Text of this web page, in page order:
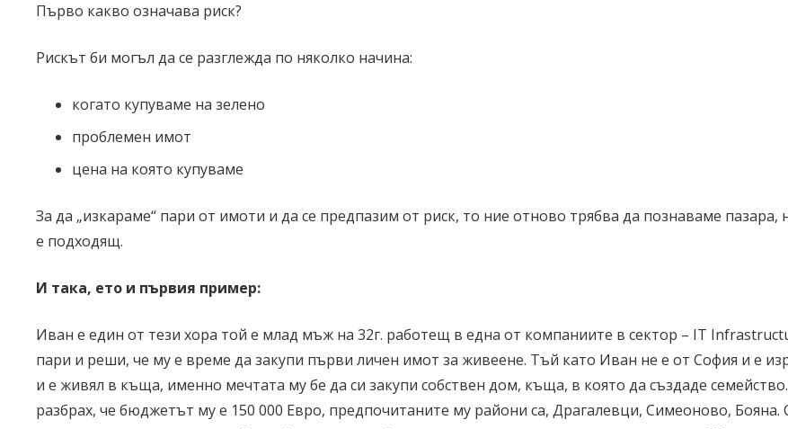
Първо какво означава риск?
Рискът би могъл да се разглежда по няколко начина:
когато купуваме на зелено
проблемен имот
цена на която купуваме
За да „изкараме“ пари от имоти и да се предпазим от риск, то ние отново трябва да познаваме
е подходящ.
И така, ето и първия пример:
Иван е един от тези хора той е млад мъж на 32г. работещ в една от компаниите в сектор – IT
пари и реши, че му е време да закупи първи личен имот за живеене. Тъй като Иван не е от София и е
и е живял в къща, именно мечтата му бе да си закупи собствен дом, къща, в която да създаде
разбрах, че бюджетът му е 150 000 Евро, предпочитаните му райони са, Драгалевци, Симеоново,